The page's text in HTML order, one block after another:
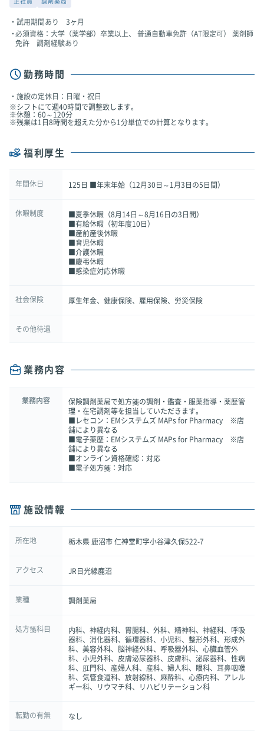
正社員 調剤薬局
試用期間あり 3ヶ月
必須資格：大学（薬学部）卒業以上、 普通自動車免許（AT限定可） 薬剤師
免許 調剤経験あり
勤務時間
施設の定休日：日曜・祝日
※シフトにて週40時間で調整致します。
※休憩：60～120分
※残業は1日8時間を超えた分から1分単位での計算となります。
福利厚生
年間休日 125日 ■年末年始（12月30日～1月3日の5日間）
休暇制度
■夏季休暇（8月14日～8月16日の3日間）
■有給休暇（初年度10日）
■産前産後休暇
■育児休暇
■介護休暇
■慶弔休暇
■感染症対応休暇
社会保険 厚生年金、健康保険、雇用保険、労災保険
その他待遇
業務内容
業務内容
保険調剤薬局で処方箋の調剤・鑑査・服薬指導・薬歴管
理・在宅調剤等を担当していただきます。
■レセコン：EMシステムズ MAPs for Pharmacy ※店
舗により異なる
■電子薬歴：EMシステムズ MAPs for Pharmacy ※店
舗により異なる
■オンライン資格確認：対応
■電子処方箋：対応
施設情報
所在地 栃木県 鹿沼市 仁神堂町字小谷津久保522-7
アクセス JR日光線鹿沼
業種 調剤薬局
処方箋科目
内科、神経内科、胃腸科、外科、精神科、神経科、呼吸
器科、消化器科、循環器科、小児科、整形外科、形成外
科、美容外科、脳神経外科、呼吸器外科、心臓血管外
科、小児外科、皮膚泌尿器科、皮膚科、泌尿器科、性病
科、肛門科、産婦人科、産科、婦人科、眼科、耳鼻咽喉
科、気管食道科、放射線科、麻酔科、心療内科、アレル
ギー科、リウマチ科、リハビリテーション科
転勤の有無 なし